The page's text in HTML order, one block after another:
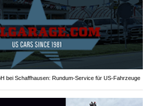
bei Schaffhausen: Rundum-Service für US-Fahrzeuge